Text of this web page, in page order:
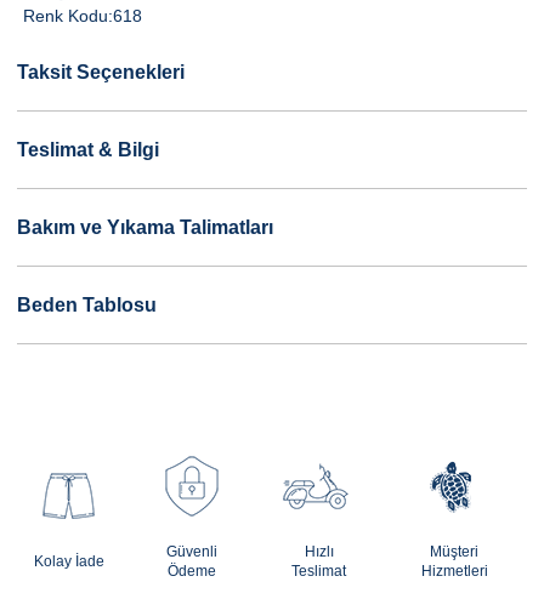
Renk Kodu:618
Taksit Seçenekleri
Teslimat & Bilgi
Bakım ve Yıkama Talimatları
Beden Tablosu
Kolay İade
Güvenli
Ödeme
Hızlı
Teslimat
Müşteri
Hizmetleri